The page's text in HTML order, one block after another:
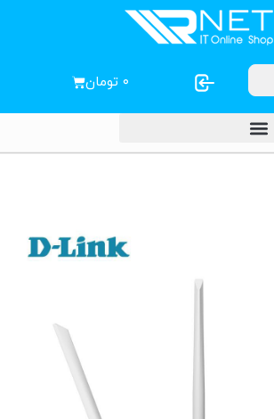
۰ تومان